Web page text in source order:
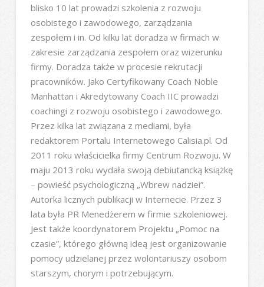
blisko 10 lat prowadzi szkolenia z rozwoju
osobistego i zawodowego, zarządzania
zespołem i in. Od kilku lat doradza w firmach w
zakresie zarządzania zespołem oraz wizerunku
firmy. Doradza także w procesie rekrutacji
pracowników. Jako Certyfikowany Coach Noble
Manhattan i Akredytowany Coach IIC prowadzi
coachingi z rozwoju osobistego i zawodowego.
Przez kilka lat związana z mediami, była
redaktorem Portalu Internetowego Calisia.pl. Od
2011 roku właścicielka firmy Centrum Rozwoju. W
maju 2013 roku wydała swoją debiutancką książkę
– powieść psychologiczną „Wbrew nadziei”.
Autorka licznych publikacji w Internecie. Przez 3
lata była PR Menedżerem w firmie szkoleniowej.
Jest także koordynatorem Projektu „Pomoc na
czasie”, którego główną ideą jest organizowanie
pomocy udzielanej przez wolontariuszy osobom
starszym, chorym i potrzebującym.